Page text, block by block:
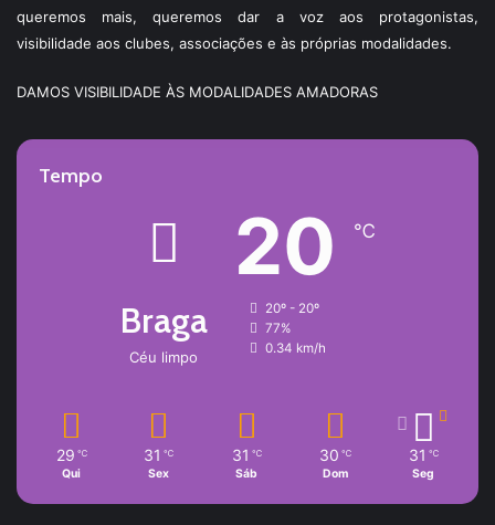
queremos mais, queremos dar a voz aos protagonistas,
visibilidade aos clubes, associações e às próprias modalidades.
DAMOS VISIBILIDADE ÀS MODALIDADES AMADORAS
Tempo
Braga
Céu limpo
20 ℃
20º - 20º
77%
0.34 km/h
29 ℃
Qui
31 ℃
Sex
31 ℃
Sáb
30 ℃
Dom
31 ℃
Seg